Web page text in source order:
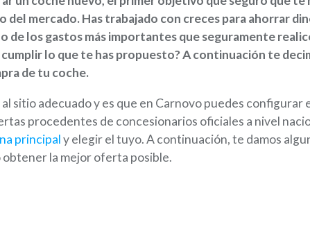
del mercado. Has trabajado con creces para ahorrar
de los gastos más importantes que seguramente
lo que te has propuesto? A continuación te
de tu coche.
sitio adecuado y es que en Carnovo puedes configurar
procedentes de concesionarios oficiales a nivel
principaly elegir el tuyo.A continuación, te damos
obtener la mejor oferta posible.